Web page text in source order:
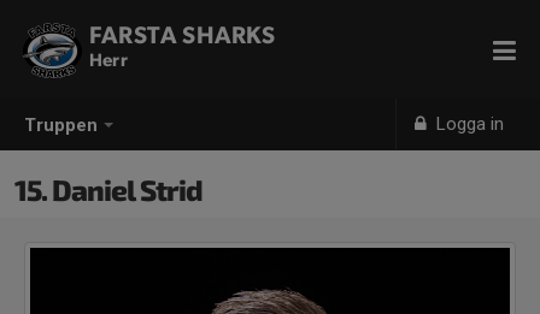
Truppen Logga in
FARSTA SHARKS
Herr
15. Daniel Strid